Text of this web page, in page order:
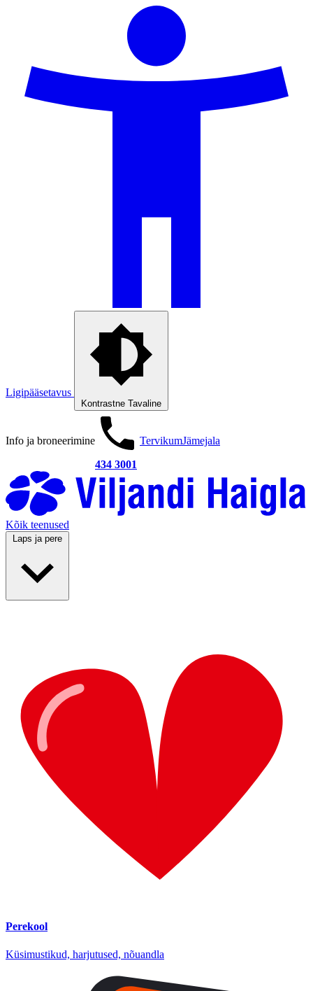
Ligipääsetavus
Kontrastne Tavaline
Info ja broneerimine
434 3001
TervikumJämejala
Kõik teenused
Laps ja pere
Perekool
Küsimustikud, harjutused, nõuandla